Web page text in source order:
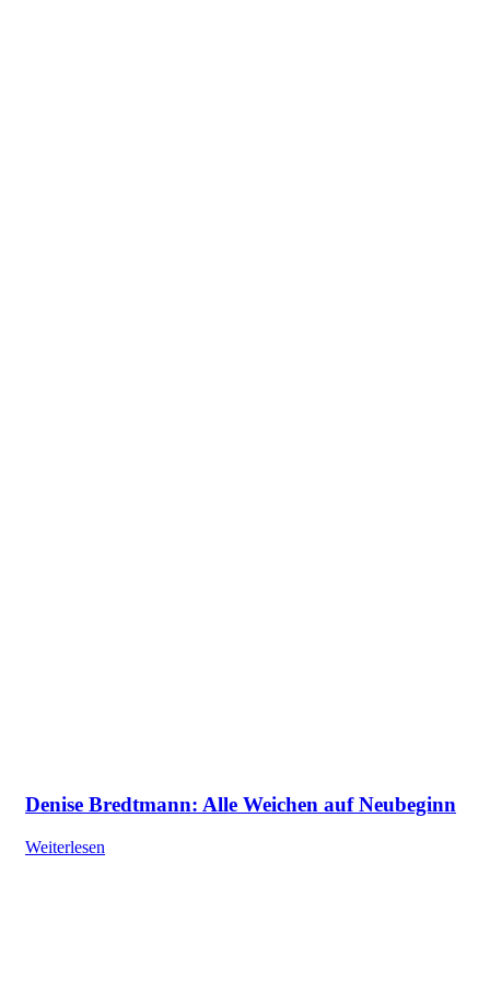
Denise Bredtmann: Alle Weichen auf Neubeginn
Weiterlesen